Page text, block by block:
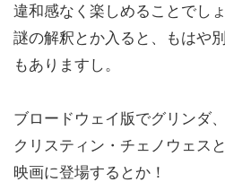
違和感なく楽しめることでしょ
謎の解釈とか入ると、もはや
もありますし。
ブロードウェイ版でグリンダ
クリスティン・チェノウェス
映画に登場するとか！